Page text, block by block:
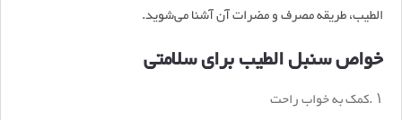
الطیب، طریقه مصرف و مضرات آن آشنا می‌شوید.
خواص سنبل الطیب برای سلامتی
۱ .کمک به خواب راحت